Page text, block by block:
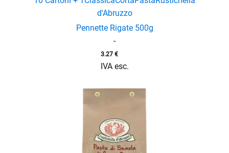
d'Abruzzo
Pennette Rigate 500g
-
3.27 €
IVA esc.